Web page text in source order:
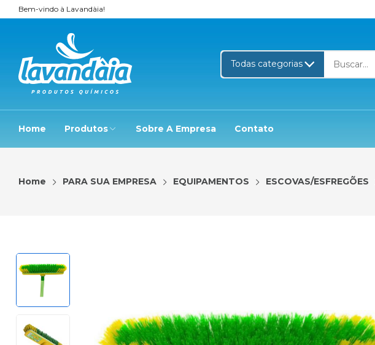
Bem-vindo à Lavandàia!
Home Produtos Sobre A Empresa Contato
Home PARA SUA EMPRESA EQUIPAMENTOS ESCOVAS/ESFREGÕES